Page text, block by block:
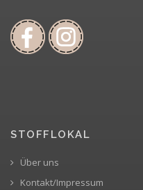
STOFFLOKAL
Über uns
Kontakt/Impressum